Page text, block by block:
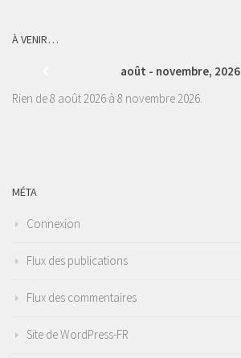
À VENIR…
août - novembre, 2026
Rien de 8 août 2026 à 8 novembre 2026.
MÉTA
Connexion
Flux des publications
Flux des commentaires
Site de WordPress-FR